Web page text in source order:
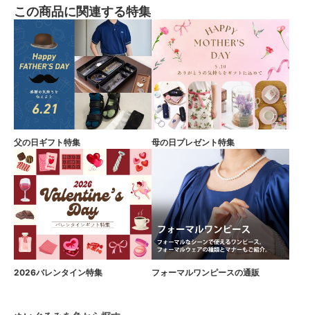
この商品に関連する特集
父の日ギフト特集 母の日プレゼント特集
2026バレンタイン特集 フォーマルワンピースの通販